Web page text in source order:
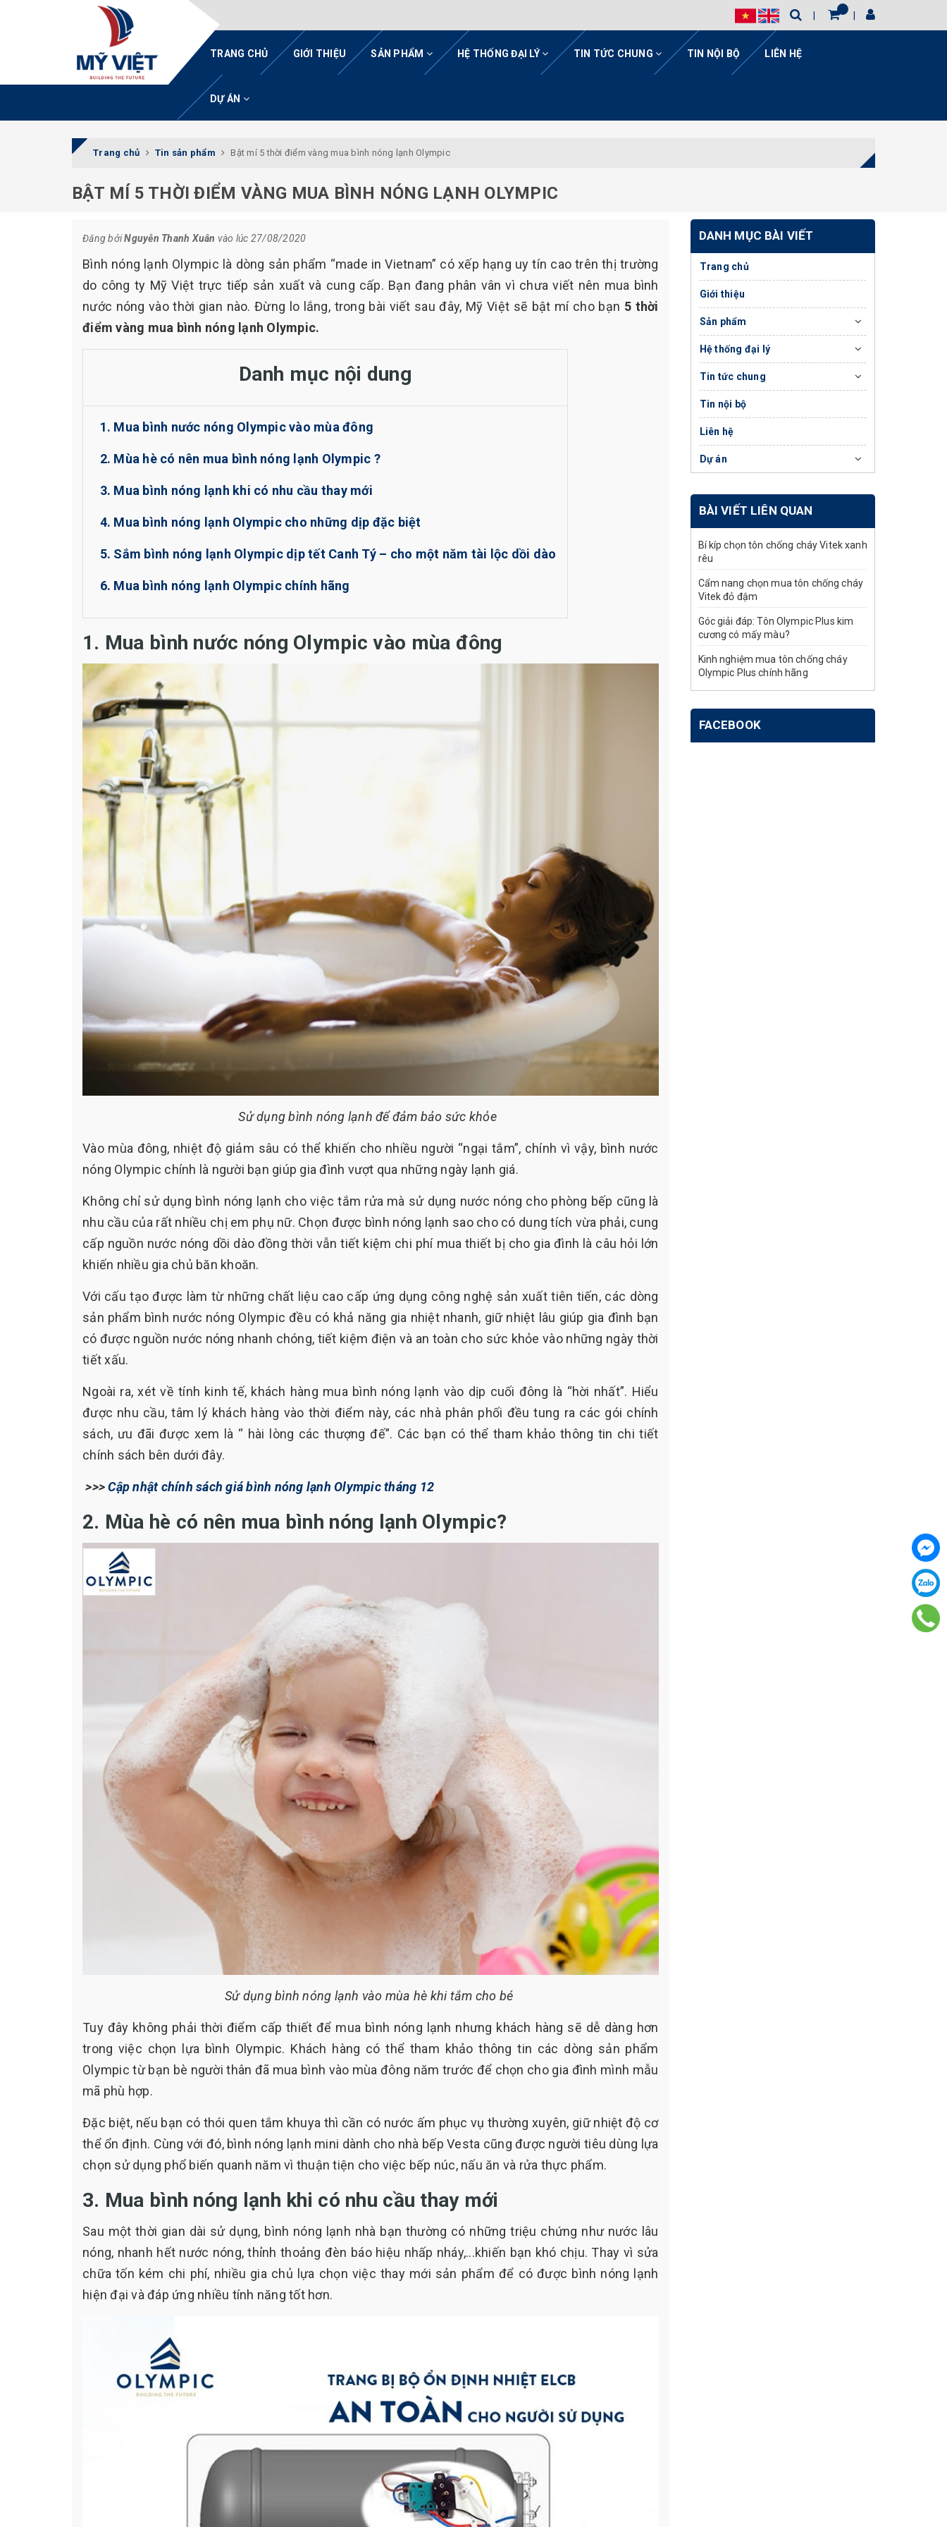
TRANG CHỦ GIỚI THIỆU SẢN PHẨM HỆ THỐNG ĐẠI LÝ TIN TỨC CHUNG TIN NỘI BỘ LIÊN HỆ
DỰ ÁN
Trang chủ Tin sản phẩm Bật mí 5 thời điểm vàng mua bình nóng lạnh Olympic
BẬT MÍ 5 THỜI ĐIỂM VÀNG MUA BÌNH NÓNG LẠNH OLYMPIC
Đăng bởiNguyễn Thanh Xuân vào lúc 27/08/2020
Bình nóng lạnh Olympic là dòng sản phẩm “made in Vietnam” có xếp hạng uy tín cao trên thị trường
do công ty Mỹ Việt trực tiếp sản xuất và cung cấp. Bạn đang phân vân vì chưa viết nên mua bình
nước nóng vào thời gian nào. Đừng lo lắng, trong bài viết sau đây, Mỹ Việt sẽ bật mí cho bạn 5 thời
điểm vàng mua bình nóng lạnh Olympic.
Danh mục nội dung
1. Mua bình nước nóng Olympic vào mùa đông
2. Mùa hè có nên mua bình nóng lạnh Olympic ?
3. Mua bình nóng lạnh khi có nhu cầu thay mới
4. Mua bình nóng lạnh Olympic cho những dịp đặc biệt
5. Sắm bình nóng lạnh Olympic dịp tết Canh Tý – cho một năm tài lộc dồi dào
6. Mua bình nóng lạnh Olympic chính hãng
1. Mua bình nước nóng Olympic vào mùa đông
Sử dụng bình nóng lạnh để đảm bảo sức khỏe
Vào mùa đông, nhiệt độ giảm sâu có thể khiến cho nhiều người “ngại tắm”, chính vì vậy, bình nước
nóng Olympic chính là người bạn giúp gia đình vượt qua những ngày lạnh giá.
Không chỉ sử dụng bình nóng lạnh cho việc tắm rửa mà sử dụng nước nóng cho phòng bếp cũng là
nhu cầu của rất nhiều chị em phụ nữ. Chọn được bình nóng lạnh sao cho có dung tích vừa phải, cung
cấp nguồn nước nóng dồi dào đồng thời vẫn tiết kiệm chi phí mua thiết bị cho gia đình là câu hỏi lớn
khiến nhiều gia chủ băn khoăn.
Với cấu tạo được làm từ những chất liệu cao cấp ứng dụng công nghệ sản xuất tiên tiến, các dòng
sản phẩm bình nước nóng Olympic đều có khả năng gia nhiệt nhanh, giữ nhiệt lâu giúp gia đình bạn
có được nguồn nước nóng nhanh chóng, tiết kiệm điện và an toàn cho sức khỏe vào những ngày thời
tiết xấu.
Ngoài ra, xét về tính kinh tế, khách hàng mua bình nóng lạnh vào dịp cuối đông là “hời nhất”. Hiểu
được nhu cầu, tâm lý khách hàng vào thời điểm này, các nhà phân phối đều tung ra các gói chính
sách, ưu đãi được xem là “ hài lòng các thượng đế”. Các bạn có thể tham khảo thông tin chi tiết
chính sách bên dưới đây.
>>>Cập nhật chính sách giá bình nóng lạnh Olympic tháng 12
2. Mùa hè có nên mua bình nóng lạnh Olympic?
Sử dụng bình nóng lạnh vào mùa hè khi tắm cho bé
Tuy đây không phải thời điểm cấp thiết để mua bình nóng lạnh nhưng khách hàng sẽ dễ dàng hơn
trong việc chọn lựa bình Olympic. Khách hàng có thể tham khảo thông tin các dòng sản phẩm
Olympic từ bạn bè người thân đã mua bình vào mùa đông năm trước để chọn cho gia đình mình mẫu
mã phù hợp.
Đặc biệt, nếu bạn có thói quen tắm khuya thì cần có nước ấm phục vụ thường xuyên, giữ nhiệt độ cơ
thể ổn định. Cùng với đó, bình nóng lạnh mini dành cho nhà bếp Vesta cũng được người tiêu dùng lựa
chọn sử dụng phổ biến quanh năm vì thuận tiện cho việc bếp núc, nấu ăn và rửa thực phẩm.
3. Mua bình nóng lạnh khi có nhu cầu thay mới
Sau một thời gian dài sử dụng, bình nóng lạnh nhà bạn thường có những triệu chứng như nước lâu
nóng, nhanh hết nước nóng, thỉnh thoảng đèn báo hiệu nhấp nháy,...khiến bạn khó chịu. Thay vì sửa
chữa tốn kém chi phí, nhiều gia chủ lựa chọn việc thay mới sản phẩm để có được bình nóng lạnh
hiện đại và đáp ứng nhiều tính năng tốt hơn.
DANH MỤC BÀI VIẾT
Trang chủ
Giới thiệu
Sản phẩm
Hệ thống đại lý
Tin tức chung
Tin nội bộ
Liên hệ
Dự án
BÀI VIẾT LIÊN QUAN
Bí kíp chọn tôn chống cháy Vitek xanh
rêu
Cẩm nang chọn mua tôn chống cháy
Vitek đỏ đậm
Góc giải đáp: Tôn Olympic Plus kim
cương có mấy màu?
Kinh nghiệm mua tôn chống cháy
Olympic Plus chính hãng
FACEBOOK